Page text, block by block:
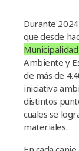
Durante
que desde
Ambiente y
de más de
iniciativa
distintos
cuales se
materiales.